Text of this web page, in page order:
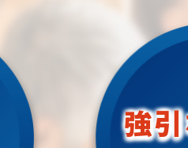
ハ
ン
レ
、
の木、桜、ゴー
ダ、いちじく、
アカシア、紅葉
ープフルーツの
みかん、グミ、
キ、ジューンベ
防火効果: 草が乾燥して長く
災のリスクが増加します。草
ることで、火災のリスクを減
地の安全を確保することが
見積りは無料ですので、相場
どのお問い合わせやご相談は
ご連絡ください。
【長野市、大町市、須坂市
松本市、安曇野市、塩尻市
強